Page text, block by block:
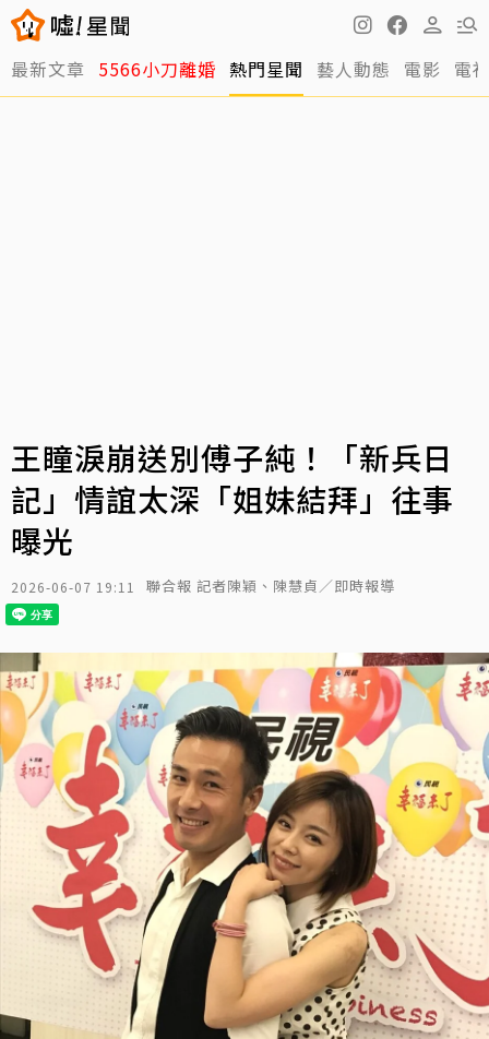
最新文章 5566小刀離婚 熱門星聞 藝人動態 電影 電
王瞳淚崩送別傅子純！「新兵日
記」情誼太深「姐妹結拜」往事
曝光
2026-06-07 19:11 聯合報 記者陳穎、陳慧貞／即時報導